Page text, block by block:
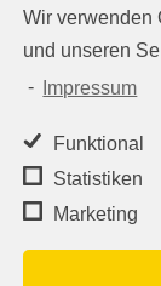
Wir verwenden
und unseren
-
Impressum
Funktional
Statistiken
Marketing
Auf
WEG-
Team